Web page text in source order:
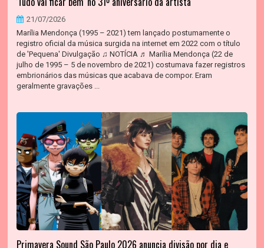
21/07/2026
Marília Mendonça (1995 – 2021) tem lançado postumamente o
registro oficial da música surgida na internet em 2022 com o título
de 'Pequena' Divulgação ♫ NOTÍCIA ♬ Marília Mendonça (22 de
julho de 1995 – 5 de novembro de 2021) costumava fazer registros
embrionários das músicas que acabava de compor. Eram
geralmente gravações ...
Primavera Sound São Paulo 2026 anuncia divisão por dia e